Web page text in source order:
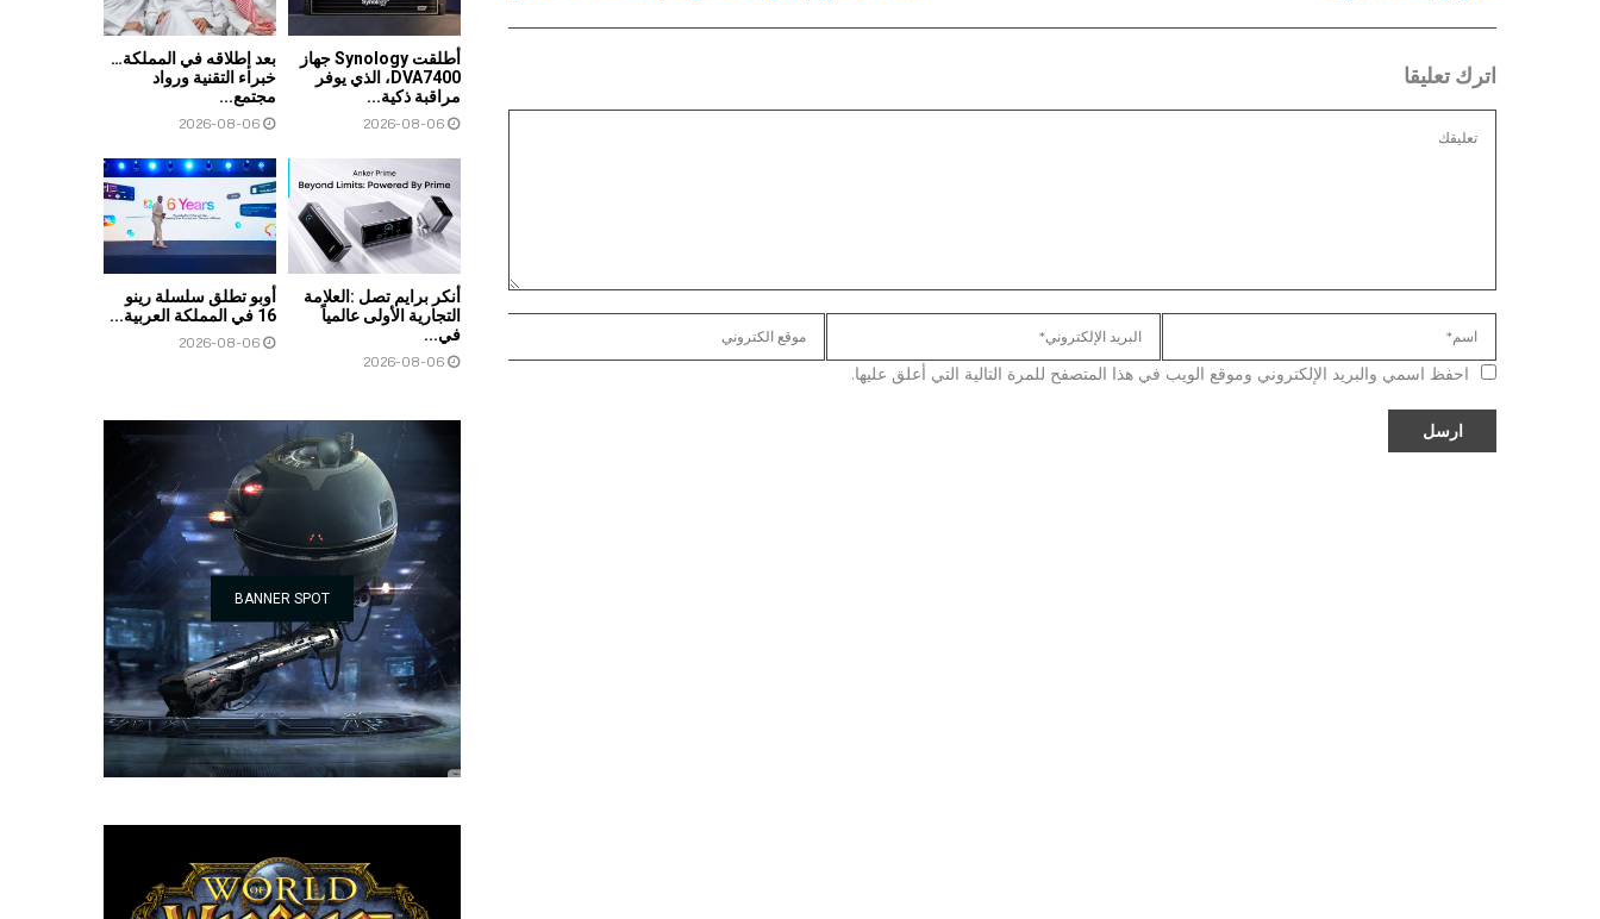
اترك تعليقا
احفظ اسمي والبريد الإلكتروني وموقع الويب في هذا المتصفح للمرة التالية التي أعلق عليها.
أطلقت Synology جهاز
DVA7400، الذي يوفر
مراقبة ذكية...
2026-08-06
بعد إطلاقه في المملكة…
خبراء التقنية ورواد
مجتمع...
2026-08-06
أنكر برايم تصل :العلامة
التجارية الأولى عالمياً
في...
2026-08-06
أوبو تطلق سلسلة رينو
16 في المملكة العربية...
2026-08-06
BANNER SPOT